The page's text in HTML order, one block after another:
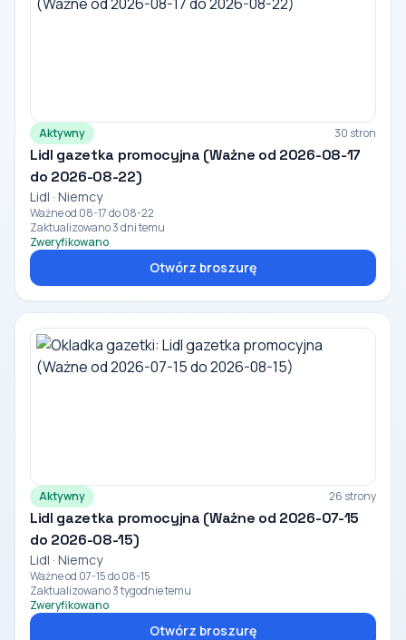
Aktywny 30 stron
Lidl gazetka promocyjna (Ważne od 2026-08-17
do 2026-08-22)
Lidl · Niemcy
Ważne od 08-17 do 08-22
Zaktualizowano 3 dni temu
Zweryfikowano
Otwórz broszurę
Aktywny 26 strony
Lidl gazetka promocyjna (Ważne od 2026-07-15
do 2026-08-15)
Lidl · Niemcy
Ważne od 07-15 do 08-15
Zaktualizowano 3 tygodnie temu
Zweryfikowano
Otwórz broszurę